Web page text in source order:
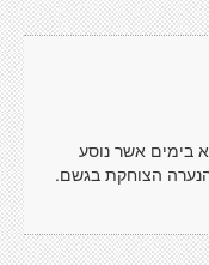
בימים אשר נוסע
הצוחקת בגשם.